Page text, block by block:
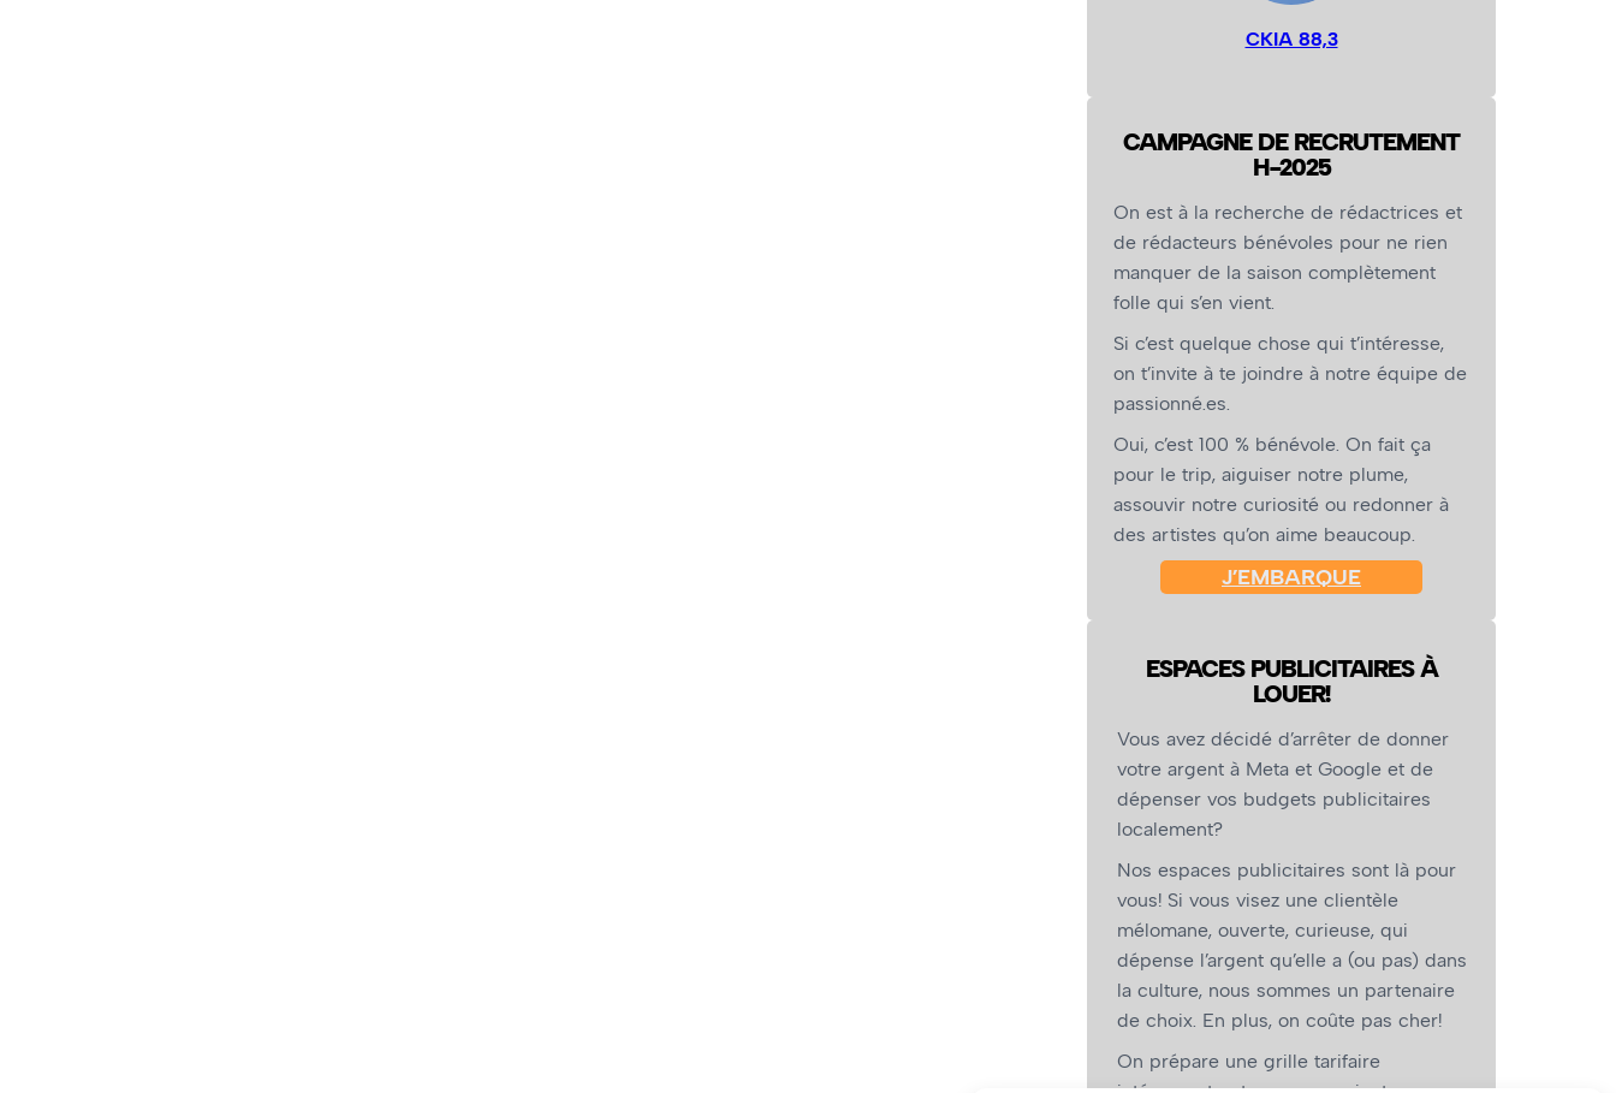
CKIA 88,3
CAMPAGNE DE RECRUTEMENT
H-2025
On est à la recherche de rédactrices et
de rédacteurs bénévoles pour ne rien
manquer de la saison complètement
folle qui s’en vient.
Si c’est quelque chose qui t’intéresse,
on t’invite à te joindre à notre équipe de
passionné.es.
Oui, c’est 100 % bénévole. On fait ça
pour le trip, aiguiser notre plume,
assouvir notre curiosité ou redonner à
des artistes qu’on aime beaucoup.
J’EMBARQUE
ESPACES PUBLICITAIRES À
LOUER!
Vous avez décidé d’arrêter de donner
votre argent à Meta et Google et de
dépenser vos budgets publicitaires
localement?
Nos espaces publicitaires sont là pour
vous! Si vous visez une clientèle
mélomane, ouverte, curieuse, qui
dépense l’argent qu’elle a (ou pas) dans
la culture, nous sommes un partenaire
de choix. En plus, on coûte pas cher!
On prépare une grille tarifaire